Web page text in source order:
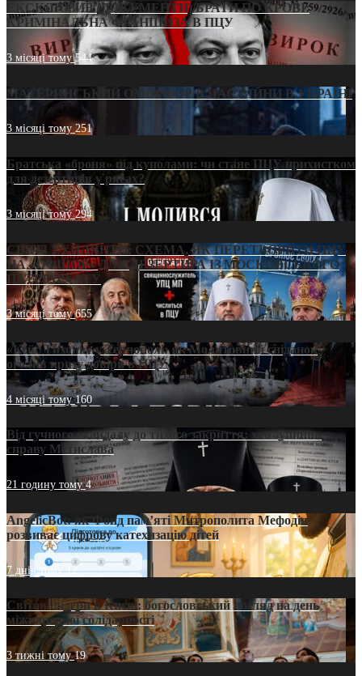
ЕКСКЛЮЗИВ (ДОКУМЕНТИ)/БРАТИ ПО КРОВІ:
КРИМІНАЛЬНА ФРАНШИЗА В ПЦУ
3 місяці тому544
МАТЕРИНСЬКИЙ ОМОРФОР В ЧАС ВІЙНИ В УКРАЇНІ
3 місяці тому251
Братська «броня» під куполами: чи стане ПЦУ прихистком
для дезертирів у рясах?
3 місяці тому294
СВЯТІ УХИЛЯНТИ: СХЕМА, ЯК ПЕРЕТВОРИТИ ПЦУ
НА «ОФШОР» ДЛЯ ДЕЗЕРТИРА ІЗ МОСКОВСЬКОГО
ПАТРІАРХАТУ
3 місяці тому655
«Кейс Тихона» у Тернополі: як Молитовний сніданок
оголив кризу довіри в ПЦУ
4 місяці тому160
Від гучного скандалу до тихого закриття: хто зупинив
справу Мстислава
21 годину тому4
AngelicBot: як Фонд пам’яті Митрополита Мефодія
розвиває цифрову катехизацію дітей
7 днів тому12
Світові лідери в Києві: богословський погляд на день
міжнародної солідарності
3 тижні тому19